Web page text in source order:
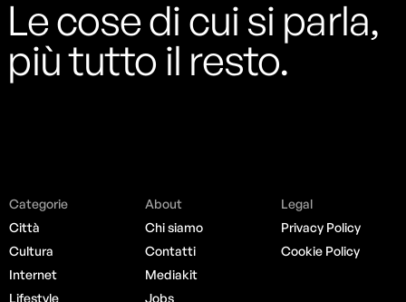
Le cose di cui si parla,
più tutto il resto.
Categorie
Città
Cultura
Internet
Lifestyle
About
Chi siamo
Contatti
Mediakit
Jobs
Legal
Privacy Policy
Cookie Policy